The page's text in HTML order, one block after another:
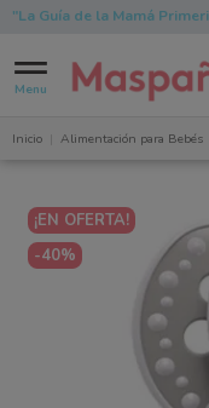
"La Guía de la Mamá
Menu
Inicio Alimentación para Bebés
¡EN OFERTA!
-40%